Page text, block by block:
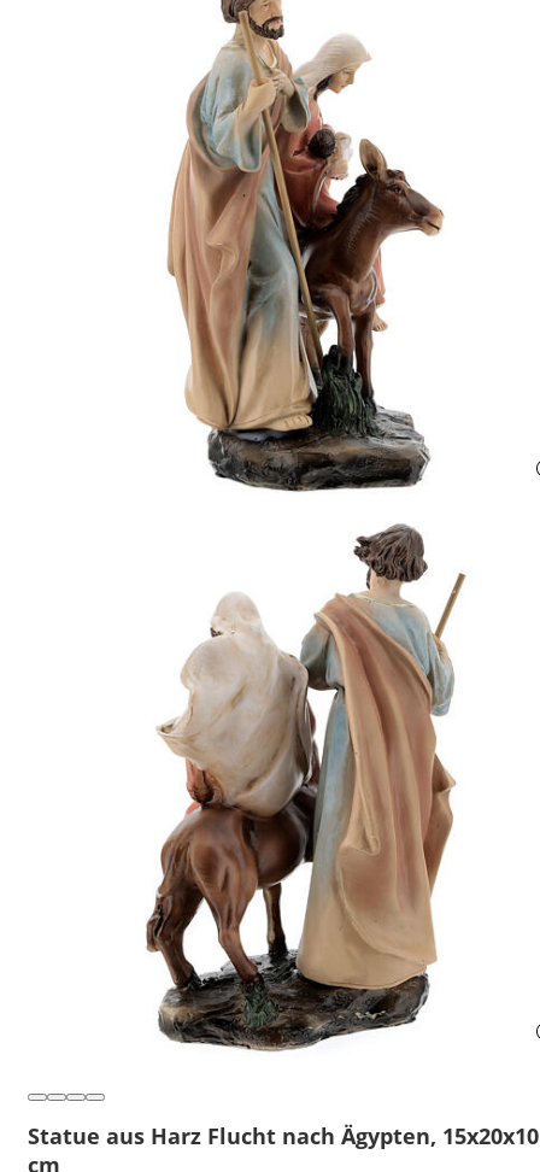
Statue aus Harz Flucht nach Ägypten, 15x20x10
cm